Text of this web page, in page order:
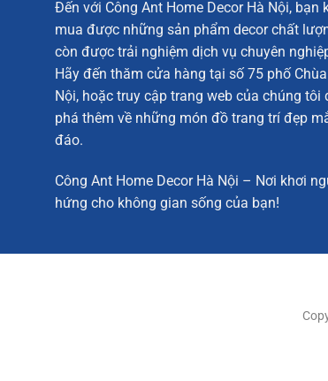
Dưới đây là những thông số cơ bản để
Kích thước: 80cm x 80cm
Chất liệu: gỗ
Phong cách: tân cổ điển và hiện đại
Phân khúc: Decor treo tường, Gương Decor
Mô tả chi tiết về Gương tròn trang trí nội
tượng trong tạo hình. Bên trong tỏa sáng
Đến với Công Ant Home Decor Hà Nội, bạn
mua được những sản phẩm decor chất
còn được trải nghiệm dịch vụ chuyên
Hãy đến thăm cửa hàng tại số 75 phố
Nội, hoặc truy cập trang web của chúng tôi
phá thêm về những món đồ trang trí đẹp
đáo.
Công Ant Home Decor Hà Nội – Nơi khơi
hứng cho không gian sống của bạn!